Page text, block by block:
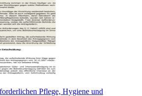
Pflege, Hygiene und